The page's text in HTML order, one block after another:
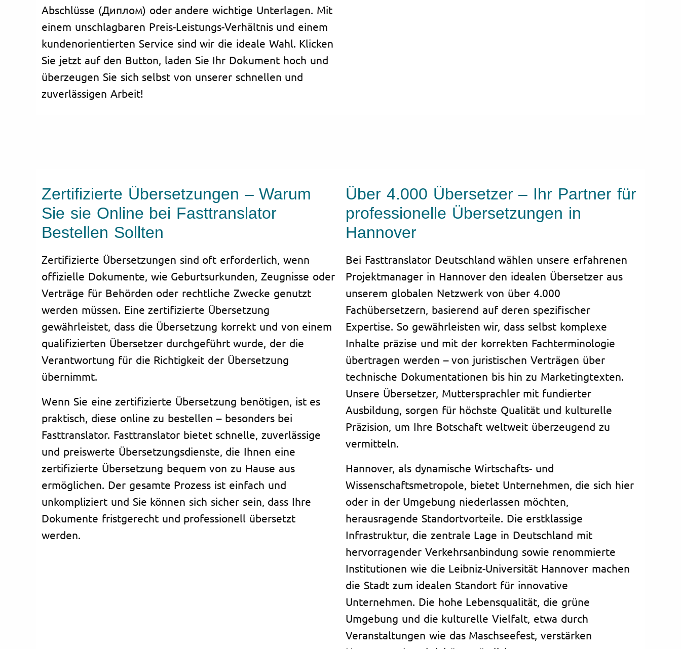
Abschlüsse (Диплом) oder andere wichtige Unterlagen. Mit
einem unschlagbaren Preis-Leistungs-Verhältnis und einem
kundenorientierten Service sind wir die ideale Wahl. Klicken
Sie jetzt auf den Button, laden Sie Ihr Dokument hoch und
überzeugen Sie sich selbst von unserer schnellen und
zuverlässigen Arbeit!
Zertifizierte Übersetzungen – Warum
Sie sie Online bei Fasttranslator
Bestellen Sollten
Zertifizierte Übersetzungen sind oft erforderlich, wenn
offizielle Dokumente, wie Geburtsurkunden, Zeugnisse oder
Verträge für Behörden oder rechtliche Zwecke genutzt
werden müssen. Eine zertifizierte Übersetzung
gewährleistet, dass die Übersetzung korrekt und von einem
qualifizierten Übersetzer durchgeführt wurde, der die
Verantwortung für die Richtigkeit der Übersetzung
übernimmt.
Wenn Sie eine zertifizierte Übersetzung benötigen, ist es
praktisch, diese online zu bestellen – besonders bei
Fasttranslator. Fasttranslator bietet schnelle, zuverlässige
und preiswerte Übersetzungsdienste, die Ihnen eine
zertifizierte Übersetzung bequem von zu Hause aus
ermöglichen. Der gesamte Prozess ist einfach und
unkompliziert und Sie können sich sicher sein, dass Ihre
Dokumente fristgerecht und professionell übersetzt
werden.
Über 4.000 Übersetzer – Ihr Partner für
professionelle Übersetzungen in
Hannover
Bei Fasttranslator Deutschland wählen unsere erfahrenen
Projektmanager in Hannover den idealen Übersetzer aus
unserem globalen Netzwerk von über 4.000
Fachübersetzern, basierend auf deren spezifischer
Expertise. So gewährleisten wir, dass selbst komplexe
Inhalte präzise und mit der korrekten Fachterminologie
übertragen werden – von juristischen Verträgen über
technische Dokumentationen bis hin zu Marketingtexten.
Unsere Übersetzer, Muttersprachler mit fundierter
Ausbildung, sorgen für höchste Qualität und kulturelle
Präzision, um Ihre Botschaft weltweit überzeugend zu
vermitteln.
Hannover, als dynamische Wirtschafts- und
Wissenschaftsmetropole, bietet Unternehmen, die sich hier
oder in der Umgebung niederlassen möchten,
herausragende Standortvorteile. Die erstklassige
Infrastruktur, die zentrale Lage in Deutschland mit
hervorragender Verkehrsanbindung sowie renommierte
Institutionen wie die Leibniz-Universität Hannover machen
die Stadt zum idealen Standort für innovative
Unternehmen. Die hohe Lebensqualität, die grüne
Umgebung und die kulturelle Vielfalt, etwa durch
Veranstaltungen wie das Maschseefest, verstärken